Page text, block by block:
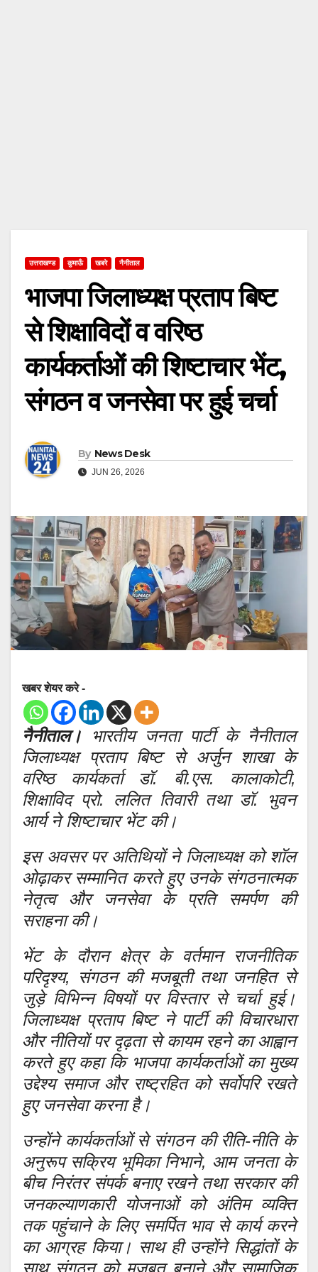
उत्तराखण्ड कुमाऊँ खबरे नैनीताल
भाजपा जिलाध्यक्ष प्रताप बिष्ट
से शिक्षाविदों व वरिष्ठ
कार्यकर्ताओं की शिष्टाचार भेंट,
संगठन व जनसेवा पर हुई चर्चा
By News Desk
JUN 26, 2026
खबर शेयर करे -
नैनीताल। भारतीय जनता पार्टी के नैनीताल
जिलाध्यक्ष प्रताप बिष्ट से अर्जुन शाखा के
वरिष्ठ कार्यकर्ता डॉ. बी.एस. कालाकोटी,
शिक्षाविद प्रो. ललित तिवारी तथा डॉ. भुवन
आर्य ने शिष्टाचार भेंट की।
इस अवसर पर अतिथियों ने जिलाध्यक्ष को शॉल
ओढ़ाकर सम्मानित करते हुए उनके संगठनात्मक
नेतृत्व और जनसेवा के प्रति समर्पण की
सराहना की।
भेंट के दौरान क्षेत्र के वर्तमान राजनीतिक
परिदृश्य, संगठन की मजबूती तथा जनहित से
जुड़े विभिन्न विषयों पर विस्तार से चर्चा हुई।
जिलाध्यक्ष प्रताप बिष्ट ने पार्टी की विचारधारा
और नीतियों पर दृढ़ता से कायम रहने का आह्वान
करते हुए कहा कि भाजपा कार्यकर्ताओं का मुख्य
उद्देश्य समाज और राष्ट्रहित को सर्वोपरि रखते
हुए जनसेवा करना है।
उन्होंने कार्यकर्ताओं से संगठन की रीति-नीति के
अनुरूप सक्रिय भूमिका निभाने, आम जनता के
बीच निरंतर संपर्क बनाए रखने तथा सरकार की
जनकल्याणकारी योजनाओं को अंतिम व्यक्ति
तक पहुंचाने के लिए समर्पित भाव से कार्य करने
का आग्रह किया। साथ ही उन्होंने सिद्धांतों के
साथ संगठन को मजबूत बनाने और सामाजिक